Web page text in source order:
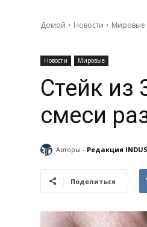
Домой Новости Мировые
Новости Мировые
Стейк из
смеси
Авторы - Редакция
Поделиться